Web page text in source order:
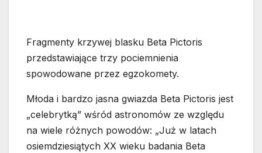
Fragmenty krzywej blasku Beta Pictoris
przedstawiające trzy pociemnienia
spowodowane przez egzokomety.
Młoda i bardzo jasna gwiazda Beta Pictoris jest
„celebrytką” wśród astronomów ze względu
na wiele różnych powodów: „Już w latach
osiemdziesiątych XX wieku badania Beta